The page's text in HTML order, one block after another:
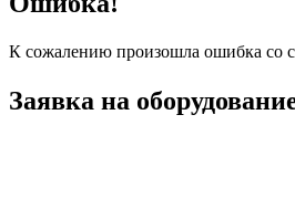
К сожалению произошла ошибка со
Заявка на